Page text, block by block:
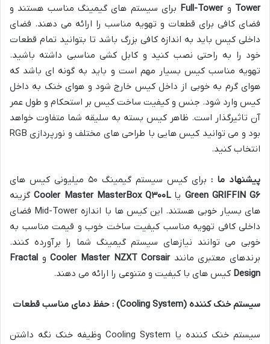
Tower وFull-Tower برای سیستم های گیمینگ مناسب هستند و
فضای کافی برای قطعات و تهویه مناسب را ارائه می دهند. فضای
داخلی کیس باید به اندازه کافی بزرگ باشد تا بتوانید تمام قطعات
خود را به راحتی نصب کنید و کابل کشی مناسبی داشته باشید.
تهویه مناسب کیس بسیار مهم است و باید به گونه ای باشد که
هوای گرم به خوبی از داخل کیس خارج شود و هوای خنک به داخل
کیس وارد شود. جنس و کیفیت ساخت کیس بر استحکام و طول عمر
آن تاثیرگذار است. ظاهر کیس بسته به سلیقه شما متفاوت خواهد
بود و می توانید کیس هایی با طراحی های مختلف و نورپردازی RGB
انتخاب کنید.
پیشنهاد ما : برای کیس سیستم گیمینگ ۵۰ میلیونی کیس های
Green GRIFFIN G۶ یا Cooler Master MasterBox Q۳۰۰L
گزینه
های بسیار خوبی هستند. این کیس ها با اندازه Mid-Tower فضای
داخلی کافی تهویه مناسب کیفیت ساخت خوب و قیمت مناسب به
خوبی می توانند نیازهای سیستم گیمینگ شما را برآورده کنند.
برندهای معتبری مانند
Cooler Master NZXT Corsair و Fractal
Design کیس های با کیفیت و متنوعی را ارائه می دهند.
سیستم خنک کننده (Cooling System) : حفظ دمای مناسب قطعات
سیستم خنک کننده یا Cooling System وظیفه خنک نگه داشتن